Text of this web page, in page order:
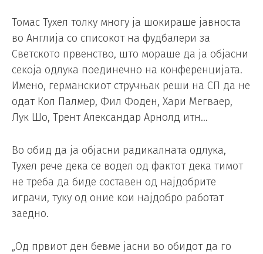
Томас Тухел толку многу ја шокираше јавноста
во Англија со списокот на фудбалери за
Светското првенство, што мораше да ја објасни
секоја одлука поединечно на конференцијата.
Имено, германскиот стручњак реши на СП да не
одат Кол Палмер, Фил Фоден, Хари Мегваер,
Лук Шо, Трент Александар Арнолд итн…
Во обид да ја објасни радикалната одлука,
Тухел рече дека се водел од фактот дека тимот
не треба да биде составен од најдобрите
играчи, туку од оние кои најдобро работат
заедно.
„Од првиот ден бевме јасни во обидот да го